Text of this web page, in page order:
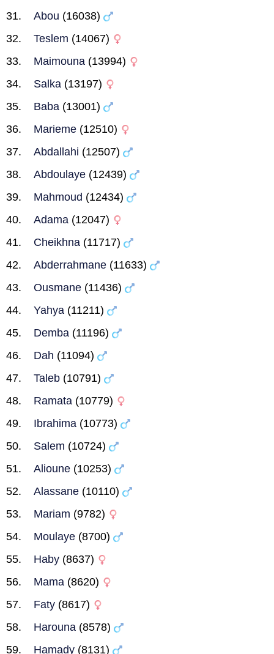
Abou (16038)
Teslem (14067)
Maimouna (13994)
Salka (13197)
Baba (13001)
Marieme (12510)
Abdallahi (12507)
Abdoulaye (12439)
Mahmoud (12434)
Adama (12047)
Cheikhna (11717)
Abderrahmane (11633)
Ousmane (11436)
Yahya (11211)
Demba (11196)
Dah (11094)
Taleb (10791)
Ramata (10779)
Ibrahima (10773)
Salem (10724)
Alioune (10253)
Alassane (10110)
Mariam (9782)
Moulaye (8700)
Haby (8637)
Mama (8620)
Faty (8617)
Harouna (8578)
Hamady (8131)